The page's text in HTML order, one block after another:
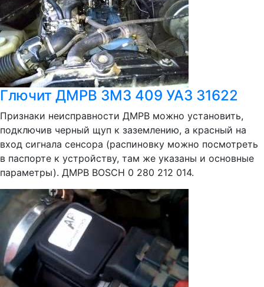
Глючит ДМРВ ЗМЗ 409 УАЗ 31622
Признаки неисправности ДМРВ можно установить,
подключив черный щуп к заземлению, а красный на
вход сигнала сенсора (распиновку можно посмотреть
в паспорте к устройству, там же указаны и основные
параметры). ДМРВ BOSCH 0 280 212 014.